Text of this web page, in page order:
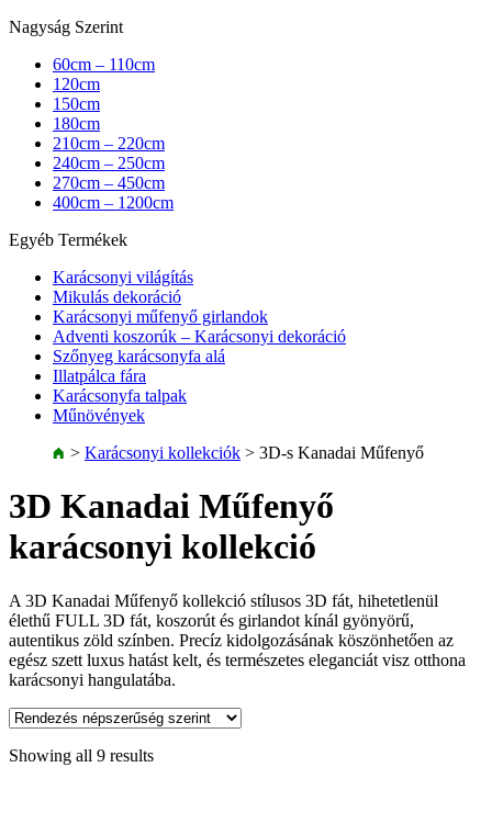
Nagyság Szerint
60cm – 110cm
120cm
150cm
180cm
210cm – 220cm
240cm – 250cm
270cm – 450cm
400cm – 1200cm
Egyéb Termékek
Karácsonyi világítás
Mikulás dekoráció
Karácsonyi műfenyő girlandok
Adventi koszorúk – Karácsonyi dekoráció
Szőnyeg karácsonyfa alá
Illatpálca fára
Karácsonyfa talpak
Műnövények
> Karácsonyi kollekciók > 3D-s Kanadai Műfenyő
3D Kanadai Műfenyő
karácsonyi kollekció
A 3D Kanadai Műfenyő kollekció stílusos 3D fát, hihetetlenül
élethű FULL 3D fát, koszorút és girlandot kínál gyönyörű,
autentikus zöld színben. Precíz kidolgozásának köszönhetően az
egész szett luxus hatást kelt, és természetes eleganciát visz otthona
karácsonyi hangulatába.
Showing all 9 results